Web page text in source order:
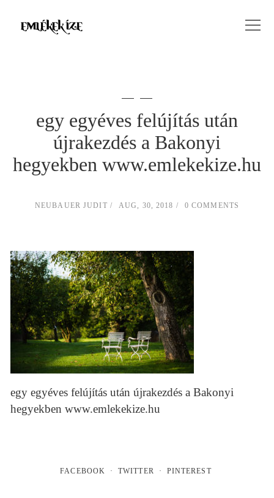
egy egyéves felújítás után
újrakezdés a Bakonyi
hegyekben www.emlekekize.hu
NEUBAUER JUDIT AUG, 30, 2018 0 COMMENTS
egy egyéves felújítás után újrakezdés a Bakonyi
hegyekben www.emlekekize.hu
FACEBOOK TWITTER PINTEREST